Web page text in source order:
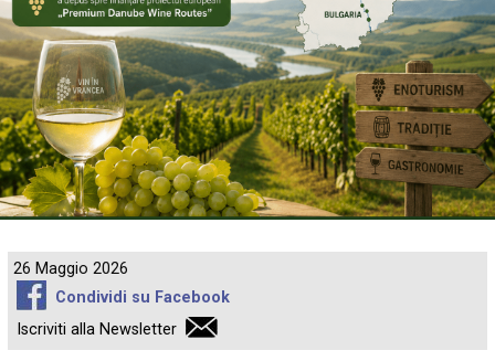
26 Maggio 2026
Condividi su Facebook
Iscriviti alla Newsletter